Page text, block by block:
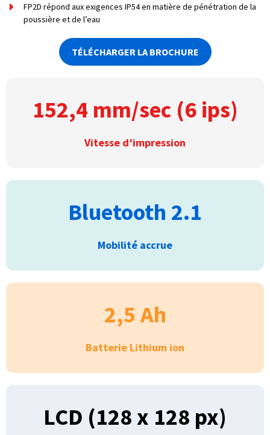
FP2D répond aux exigences IP54 en matière de pénétration de la
poussière et de l’eau
TÉLÉCHARGER LA BROCHURE
152,4 mm/sec (6 ips)
Vitesse d’impression
Bluetooth 2.1
Mobilité accrue
2,5 Ah
Batterie Lithium ion
LCD (128 x 128 px)